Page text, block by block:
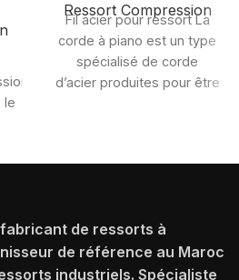
le
Ressort Compression
Fil acier pour ressort La
corde à piano est un type
spécialisé de corde
d’acier produites pour être
de ressorts à
de référence au Maroc
industriels. Spécialiste